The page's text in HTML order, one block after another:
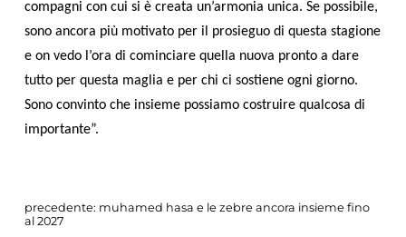
compagni con cui si è creata un’armonia unica. Se possibile,
sono ancora più motivato per il prosieguo di questa stagione
e on vedo l’ora di cominciare quella nuova pronto a dare
tutto per questa maglia e per chi ci sostiene ogni giorno.
Sono convinto che insieme possiamo costruire qualcosa di
importante”.
precedente: muhamed hasa e le zebre ancora insieme fino
al 2027